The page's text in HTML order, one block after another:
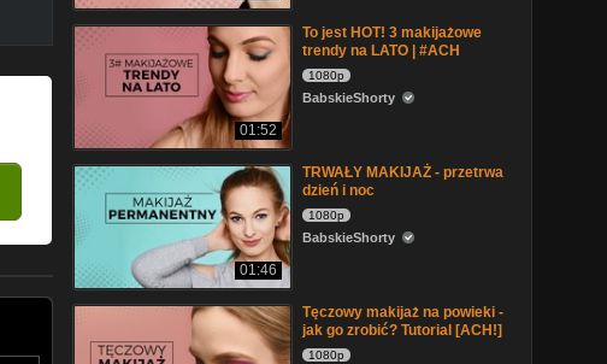
01:52
To jest HOT! 3 makijażowe
trendy na LATO | #ACH
1080p
BabskieShorty
01:46
TRWAŁY MAKIJAŻ - przetrwa
dzień i noc
1080p
BabskieShorty
Tęczowy makijaż na powieki -
jak go zrobić? Tutorial [ACH!]
1080p